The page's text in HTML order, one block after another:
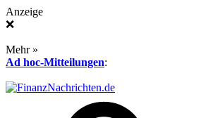
Anzeige
❌
Mehr »
Ad hoc-Mitteilungen: